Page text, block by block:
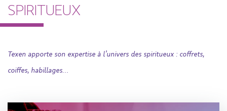
SPIRITUEUX
Texen apporte son expertise à l’univers des spiritueux : coffrets,
coiffes, habillages…